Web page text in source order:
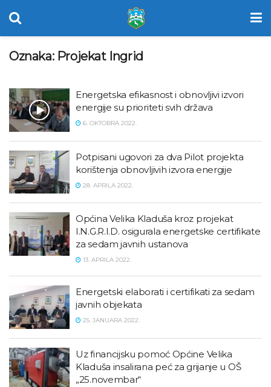
Oznaka: Projekat Ingrid
Energetska efikasnost i obnovljivi izvori
energije su prioriteti svih država
6. OKTOBRA 2022.
Potpisani ugovori za dva Pilot projekta
korištenja obnovljivih izvora energije
28. APRILA 2022.
Općina Velika Kladuša kroz projekat
I.N.G.R.I.D. osigurala energetske certifikate
za sedam javnih ustanova
13. APRILA 2022.
Energetski elaborati i certifikati za sedam
javnih objekata
25. JANUARA 2022.
Uz financijsku pomoć Općine Velika
Kladuša insalirana peć za grijanje u OŠ
„25.novembar“